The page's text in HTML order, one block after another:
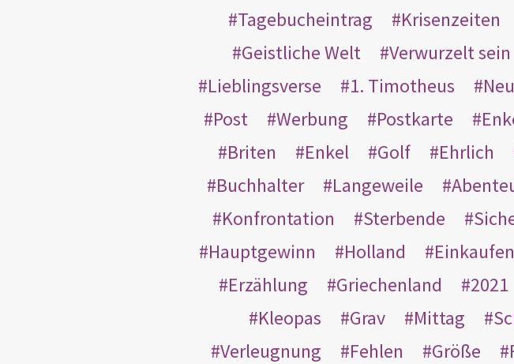
Tagebucheintrag
Krisenzeiten
Geistliche Welt
Verwurzelt sein
Lieblingsverse
1. Timotheus
Post
Werbung Postkarte
Briten
Enkel Golf Ehrlich
Buchhalter
Langeweile
Konfrontation
Sterbende
Hauptgewinn
Holland Einkaufen
Erzählung
Griechenland 2021
Kleopas
Grav Mittag
Verleugnung
Fehlen Größe